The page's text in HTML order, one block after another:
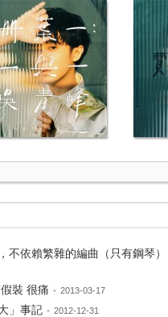
不依賴繁雜的編曲（只有鋼琴
裝 很痛 • 2013-03-17
」事記 • 2012-12-31